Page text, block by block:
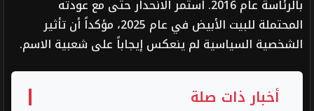
بالرئاسة عام 2016. استمر الانحدار حتى مع عودته
المحتملة للبيت الأبيض في عام 2025، مؤكداً أن تأثير
الشخصية السياسية لم ينعكس إيجاباً على شعبية الاسم.
أخبار ذات صلة